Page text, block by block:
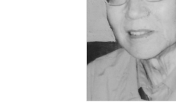
其他阅读